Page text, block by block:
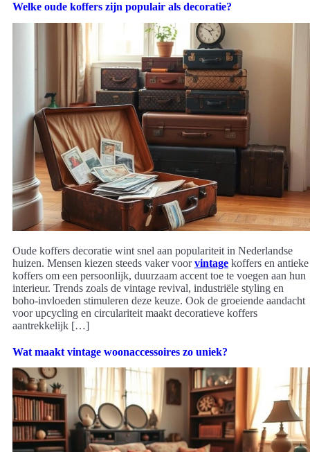
Welke oude koffers zijn populair als decoratie?
Oude koffers decoratie wint snel aan populariteit in Nederlandse
huizen. Mensen kiezen steeds vaker voorvintage koffers en antieke
koffers om een persoonlijk, duurzaam accent toe te voegen aan hun
interieur. Trends zoals de vintage revival, industriële styling en
boho-invloeden stimuleren deze keuze. Ook de groeiende aandacht
voor upcycling en circulariteit maakt decoratieve koffers
aantrekkelijk […]
Wat maakt vintage woonaccessoires zo uniek?